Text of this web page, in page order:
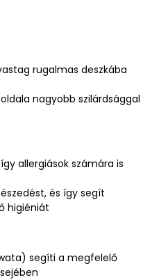
rugalmas deszkába
nagyobb szilárdsággal
allergiások számára is
és így segít
higiéniát
segíti a megfelelő